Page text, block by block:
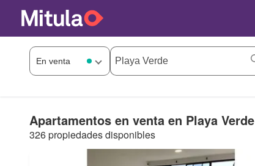
Apartamentos en venta en Playa Verde
326 propiedades disponibles